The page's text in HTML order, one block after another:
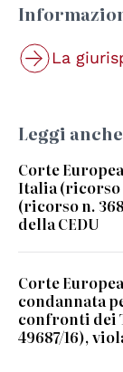
La
Leggi anche
Corte
Italia (ricorso
(ricorso n.
della CEDU
Corte
condannata
confronti dei
49687/16),